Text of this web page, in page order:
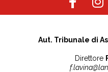
Aut. Tribunale di
Direttore